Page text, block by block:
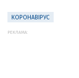
КОРОНАВІРУС
РЕКЛАМА: